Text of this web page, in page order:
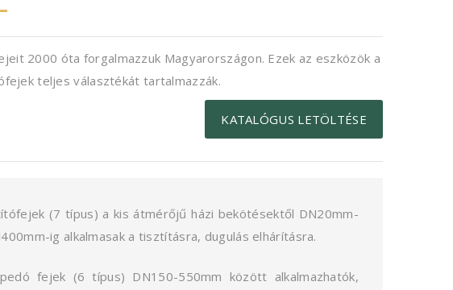
2000 óta forgalmazzuk Magyarországon. Ezek az eszközök a
teljes választékát tartalmazzák.
KATALÓGUS LETÖLTÉSE
(7 típus) a kis átmérőjű házi bekötésektől DN20mm-
ig alkalmasak a tisztításra, dugulás elhárításra.
fejek (6 típus) DN150-550mm között alkalmazhatók,